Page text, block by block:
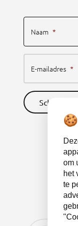
Naam *
E-mailadres *
Schrijf je
om
het
te